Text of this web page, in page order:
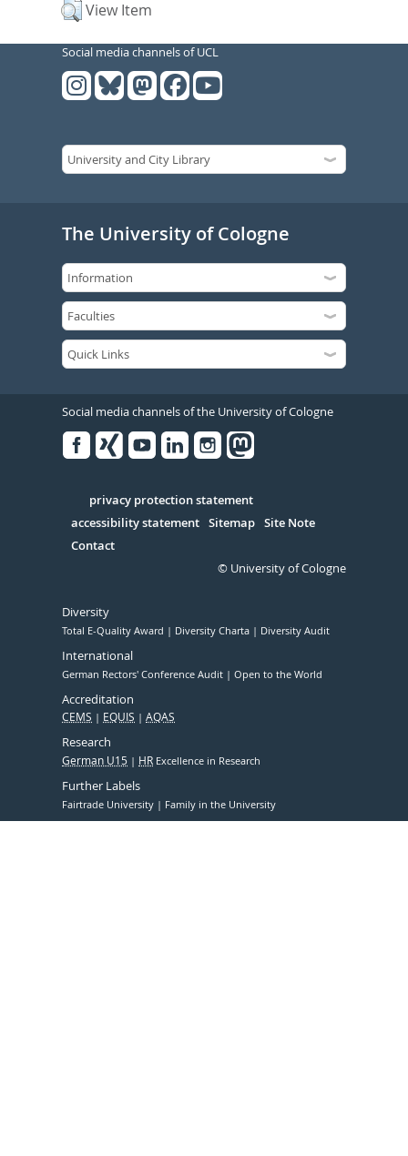
View Item
Social media channels of UCL
The University of Cologne
Social media channels of the University of Cologne
Serivce
privacy protection statement
accessibility statement Sitemap Site Note
Contact
© University of Cologne
Diversity
Total E-Quality Award Diversity Charta Diversity Audit
International
German Rectors' Conference Audit Open to the World
Accreditation
CEMS EQUIS AQAS
Research
German U15 HR Excellence in Research
Further Labels
Fairtrade University Family in the University